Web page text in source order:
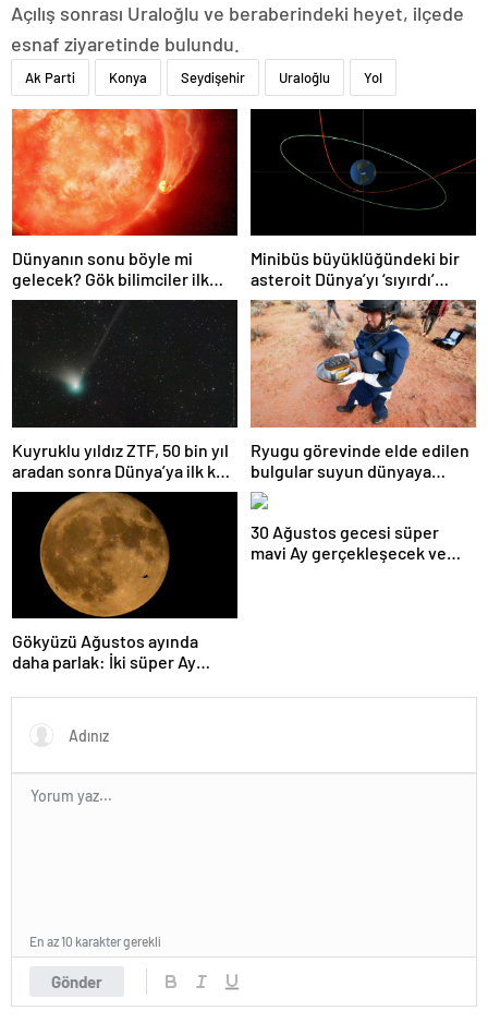
Açılış sonrası Uraloğlu ve beraberindeki heyet, ilçede
esnaf ziyaretinde bulundu.
Ak Parti Konya Seydişehir Uraloğlu Yol
Dünyanın sonu böyle mi
gelecek? Gök bilimciler ilk
kez sönen yıldızın gezegeni
yutmasına tanık oldu
Minibüs büyüklüğündeki bir
asteroit Dünya’yı ‘sıyırdı’
geçti
Kuyruklu yıldız ZTF, 50 bin yıl
aradan sonra Dünya’ya ilk kez
çok yaklaşacak
Ryugu görevinde elde edilen
bulgular suyun dünyaya
asteroitlerce getirilmiş
olabileceğini gösteriyor
Gökyüzü Ağustos ayında
daha parlak: İki süper Ay
30 Ağustos gecesi süper
mavi Ay gerçekleşecek ve
Gönder
En az 10 karakter gerekli